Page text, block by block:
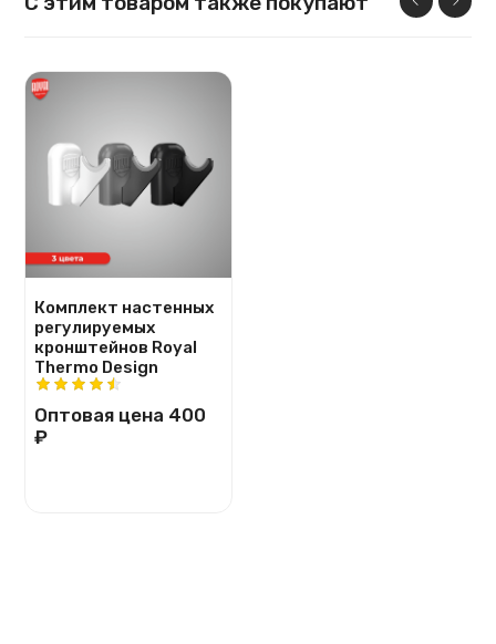
Комплект настенных
регулируемых
кронштейнов Royal
Thermo Design
Оптовая цена 400
₽